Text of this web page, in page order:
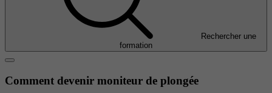
Rechercher une
formation
Comment devenir moniteur de plongée